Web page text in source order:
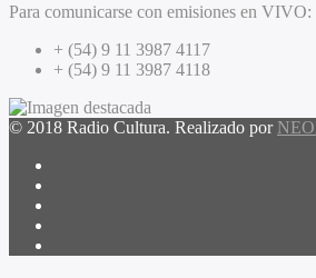
Para comunicarse con emisiones en VIVO:
+ (54) 9 11 3987 4117
+ (54) 9 11 3987 4118
© 2018 Radio Cultura. Realizado por